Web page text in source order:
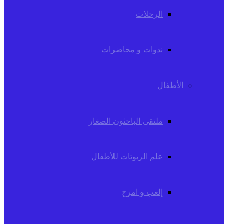
الرحلات
ندوات و محاضرات
الأطفال
ملتقى الباحثون الصغار
علم الربوتات للأطفال
إلعب و امرح